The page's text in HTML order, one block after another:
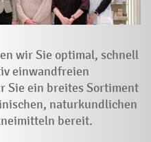
wir Sie optimal, schnell
einwandfreien
Sie ein breites Sortiment
naturkundlichen
bereit.